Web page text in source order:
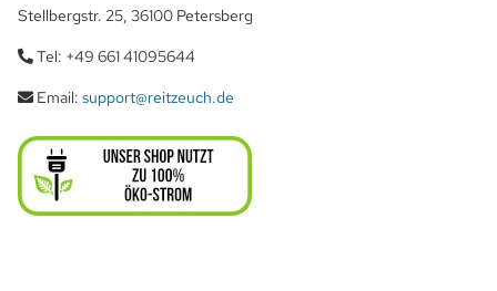
Stellbergstr. 25, 36100 Petersberg
Tel: +49 661 41095644
Email: support@reitzeuch.de